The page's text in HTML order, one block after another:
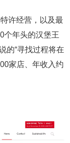
许经营，以及最
个年头的汉堡王
的“寻找过程将在
家店、年收入约